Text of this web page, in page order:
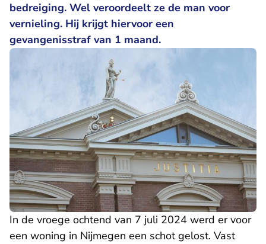
bedreiging. Wel veroordeelt ze de man voor
vernieling. Hij krijgt hiervoor een
gevangenisstraf van 1 maand.
In de vroege ochtend van 7 juli 2024 werd er voor
een woning in Nijmegen een schot gelost. Vast